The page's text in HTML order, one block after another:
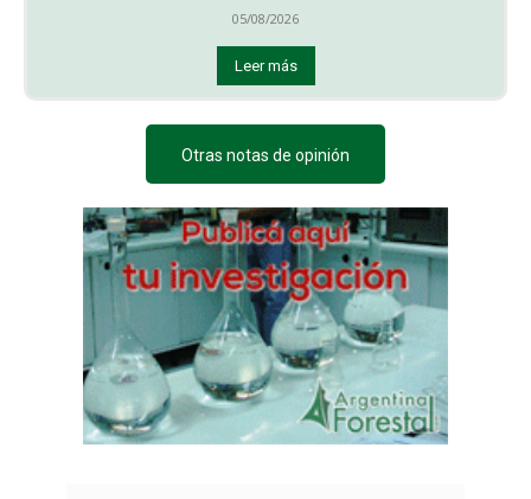
05/08/2026
Leer más
Otras notas de opinión